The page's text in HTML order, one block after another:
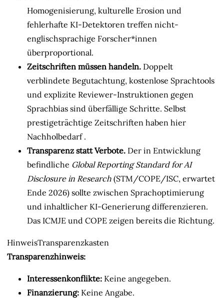
Homogenisierung, kulturelle Erosion und
fehlerhafte KI-Detektoren treffen nicht-
englischsprachige Forscher*innen
überproportional.
Zeitschriften müssen handeln. Doppelt
verblindete Begutachtung, kostenlose Sprachtools
und explizite Reviewer-Instruktionen gegen
Sprachbias sind überfällige Schritte. Selbst
prestigeträchtige Zeitschriften haben hier
Nachholbedarf.
Transparenz statt Verbote. Der in Entwicklung
befindliche Global Reporting Standard for AI
Disclosure in Research (STM/COPE/ISC, erwartet
Ende 2026) sollte zwischen Sprachoptimierung
und inhaltlicher KI-Generierung differenzieren.
Das ICMJE und COPE zeigen bereits die Richtung.
HinweisTransparenzkasten
Transparenzhinweis:
Interessenkonflikte: Keine angegeben.
Finanzierung: Keine Angabe.